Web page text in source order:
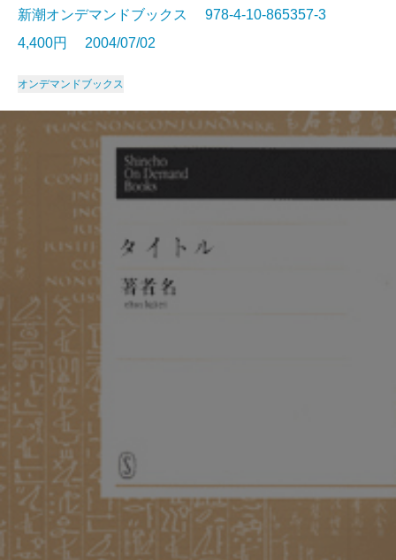
新潮オンデマンドブックス 978-4-10-865357-3
4,400円 2004/07/02
オンデマンドブックス